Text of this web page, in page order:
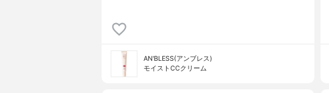
AN'BLESS(アンブレス)
モイストCCクリーム